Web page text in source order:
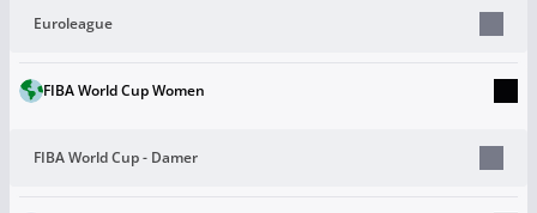
Euroleague
FIBA World Cup Women
FIBA World Cup - Damer